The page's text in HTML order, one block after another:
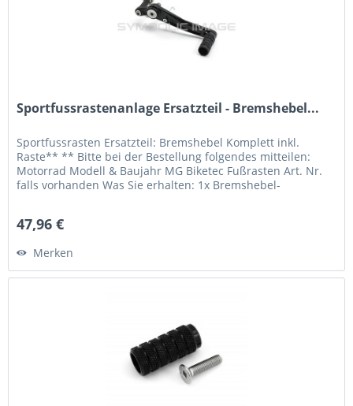
Sportfussrastenanlage Ersatzteil - Bremshebel...
Sportfussrasten Ersatzteil: Bremshebel Komplett inkl.
Raste** ** Bitte bei der Bestellung folgendes mitteilen:
Motorrad Modell & Baujahr MG Biketec Fußrasten Art. Nr.
falls vorhanden Was Sie erhalten: 1x Bremshebel-
47,96 €
Merken